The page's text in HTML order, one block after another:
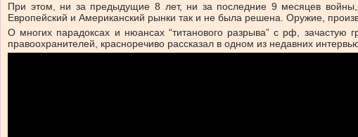
При этом, ни за предыдущие 8 лет, ни за последние 9 месяцев войны,
Европейский и Американский рынки так и не была решена. Оружие,
О многих парадоксах и нюансах “титанового разрыва” с рф, зачастую
правоохранителей, красноречиво рассказал в одном из недавних